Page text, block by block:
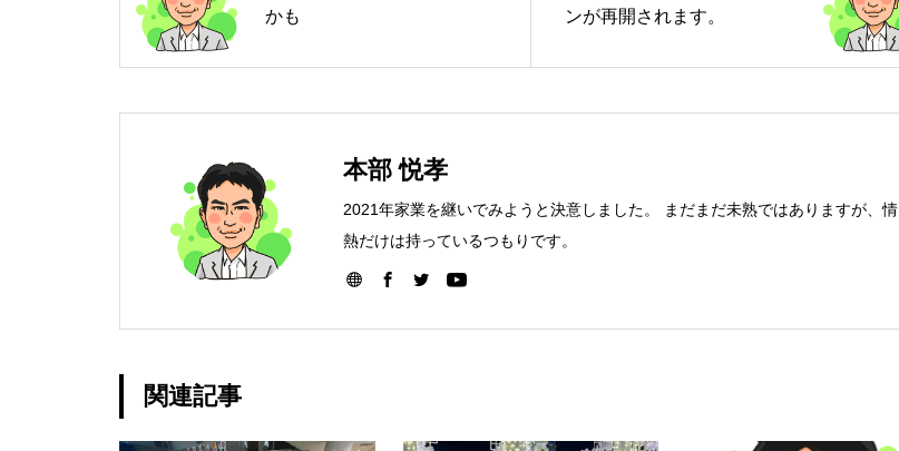
かも
ンが再開されます。
本部 悦孝
2021年家業を継いでみようと決意しました。 まだまだ未熟ではありますが、情
熱だけは持っているつもりです。
関連記事